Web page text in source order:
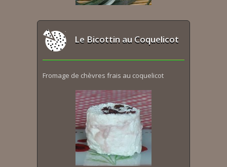
Le Bicottin au Coquelicot
Fromage de chèvres frais au coquelicot